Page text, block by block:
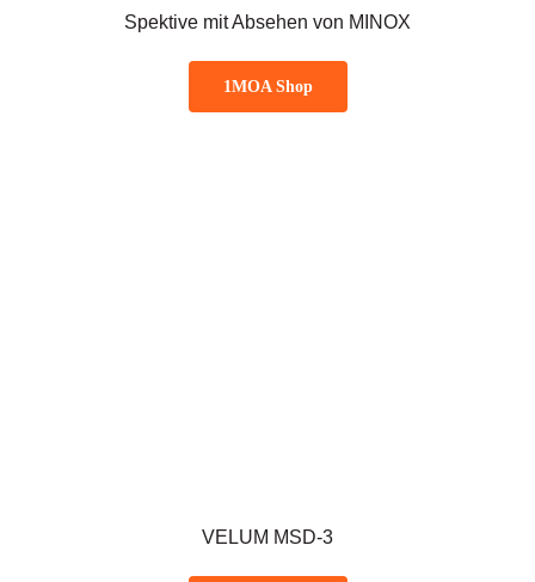
Spektive mit Absehen von MINOX
1MOA Shop
VELUM MSD-3